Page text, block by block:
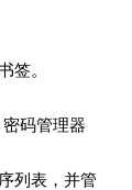
签。
码管理器
列表，并管